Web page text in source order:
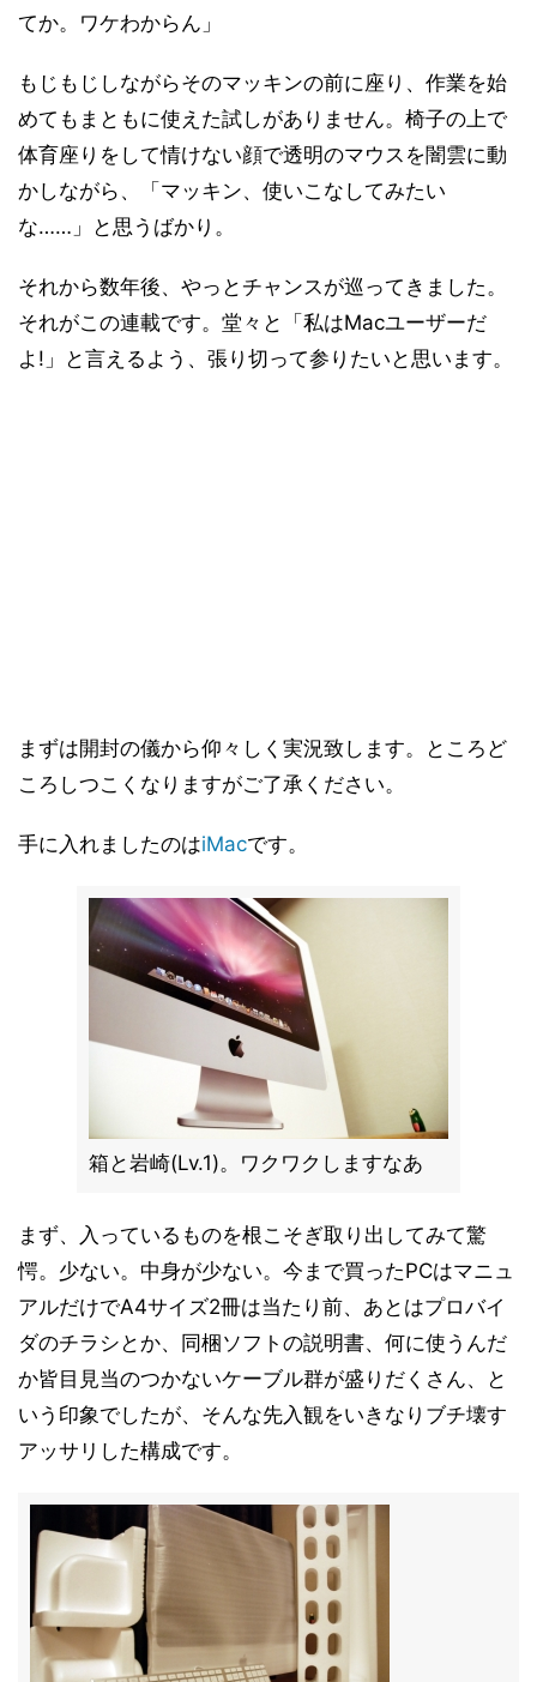
てか。ワケわからん」
もじもじしながらそのマッキンの前に座り、作業を始
めてもまともに使えた試しがありません。椅子の上で
体育座りをして情けない顔で透明のマウスを闇雲に動
かしながら、「マッキン、使いこなしてみたい
な……」と思うばかり。
それから数年後、やっとチャンスが巡ってきました。
それがこの連載です。堂々と「私はMacユーザーだ
よ!」と言えるよう、張り切って参りたいと思います。
まずは開封の儀から仰々しく実況致します。ところど
ころしつこくなりますがご了承ください。
手に入れましたのはiMacです。
箱と岩崎(Lv.1)。ワクワクしますなあ
まず、入っているものを根こそぎ取り出してみて驚
愕。少ない。中身が少ない。今まで買ったPCはマニュ
アルだけでA4サイズ2冊は当たり前、あとはプロバイ
ダのチラシとか、同梱ソフトの説明書、何に使うんだ
か皆目見当のつかないケーブル群が盛りだくさん、と
いう印象でしたが、そんな先入観をいきなりブチ壊す
アッサリした構成です。